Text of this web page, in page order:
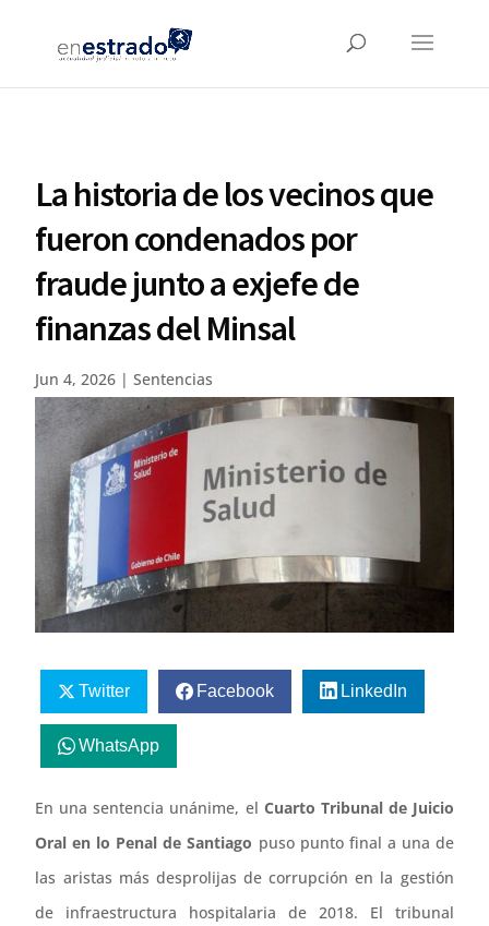
La historia de los vecinos que
fueron condenados por
fraude junto a exjefe de
finanzas del Minsal
Jun 4, 2026 |Sentencias
Twitter Facebook LinkedIn
WhatsApp
En una sentencia unánime, el Cuarto Tribunal de Juicio
Oral en lo Penal de Santiago puso punto final a una de
las aristas más desprolijas de corrupción en la gestión
de infraestructura hospitalaria de 2018. El tribunal